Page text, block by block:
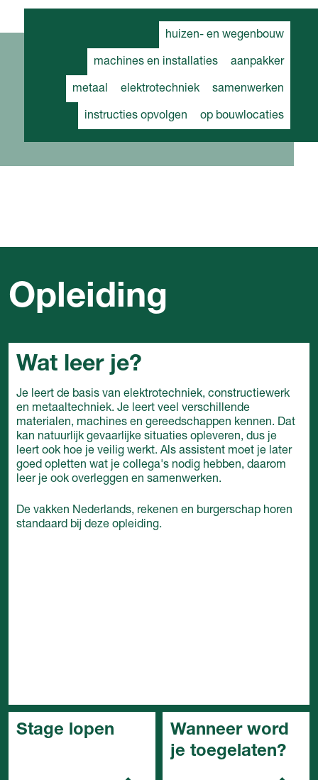
huizen- en wegenbouw
machines en installaties aanpakker
metaal elektrotechniek samenwerken
instructies opvolgen op bouwlocaties
Opleiding
Wat leer je?
Je leert de basis van elektrotechniek, constructiewerk
en metaaltechniek. Je leert veel verschillende
materialen, machines en gereedschappen kennen. Dat
kan natuurlijk gevaarlijke situaties opleveren, dus je
leert ook hoe je veilig werkt. Als assistent moet je later
goed opletten wat je collega's nodig hebben, daarom
leer je ook overleggen en samenwerken.
De vakken Nederlands, rekenen en burgerschap horen
standaard bij deze opleiding.
Stage lopen
Wanneer word
je toegelaten?